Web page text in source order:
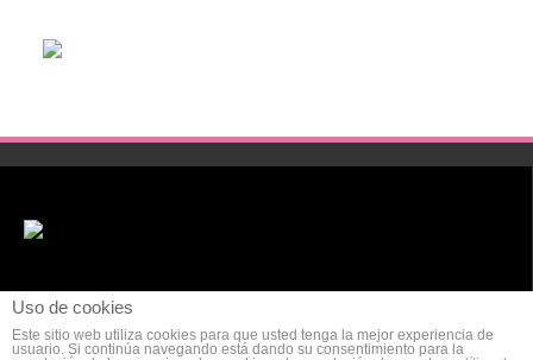
Uso de cookies
Este sitio web utiliza cookies para que usted tenga la mejor experiencia de
usuario. Si continúa navegando está dando su consentimiento para la